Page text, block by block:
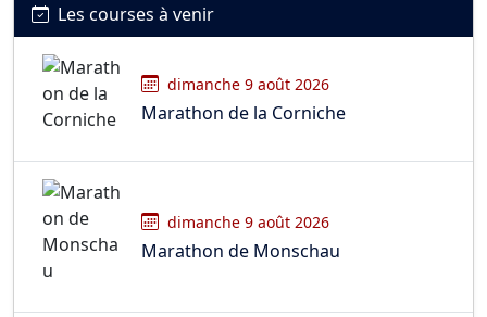
Les courses à venir
dimanche 9 août 2026
Marathon de la Corniche
dimanche 9 août 2026
Marathon de Monschau